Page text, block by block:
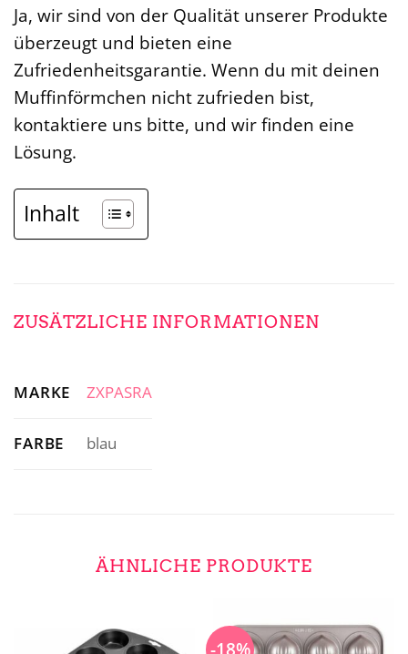
Ja, wir sind von der Qualität unserer Produkte
überzeugt und bieten eine
Zufriedenheitsgarantie. Wenn du mit deinen
Muffinförmchen nicht zufrieden bist,
kontaktiere uns bitte, und wir finden eine
Lösung.
Inhalt
ZUSÄTZLICHE INFORMATIONEN
MARKE ZXPASRA
FARBE blau
ÄHNLICHE PRODUKTE